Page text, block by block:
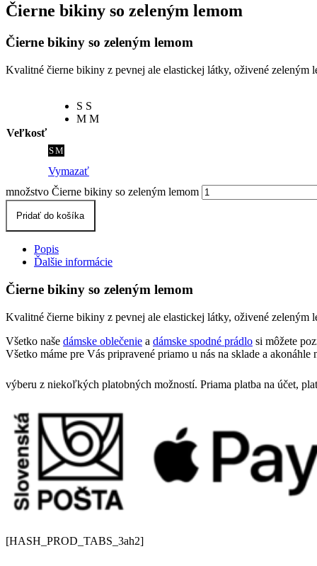
Čierne bikiny so zeleným lemom
Čierne bikiny so zeleným lemom
Kvalitné čierne bikiny z pevnej ale elastickej látky, oživené
Veľkosť
S S
M M
SM
Vymazať
množstvo Čierne bikiny so zeleným lemom
Pridať do košíka
Popis
Ďalšie informácie
Čierne bikiny so zeleným lemom
Kvalitné čierne bikiny z pevnej ale elastickej látky, oživené
Všetko naše dámske oblečenie a dámske spodné prádlo si môžete
Všetko máme pre Vás pripravené priamo u nás na sklade a
výberu z niekoľkých platobných možností. Priama platba na účet,
[HASH_PROD_TABS_3ah2]